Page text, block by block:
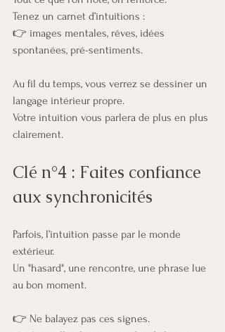
Tenez un carnet d’intuitions :
👉 images mentales, rêves, idées
spontanées, pré-sentiments.
Au fil du temps, vous verrez se dessiner un
langage intérieur propre.
Votre intuition vous parlera de plus en plus
clairement.
Clé n°4 : Faites confiance
aux synchronicités
Parfois, l’intuition passe par le monde
extérieur.
Un "hasard", une rencontre, une phrase lue
au bon moment.
👉 Ne balayez pas ces signes.